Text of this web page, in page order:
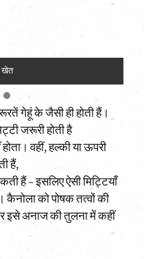
खेत
गेहूं के जैसी ही होती हैं।
जरूरी होती है
वहीं, हल्की या ऊपरी
हैं,
हैं – इसलिए ऐसी मिट्टियाँ
को पोषक तत्वों की
इसे अनाज की तुलना में कहीं